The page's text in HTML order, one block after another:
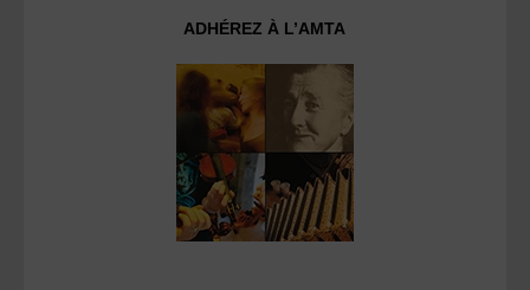
ADHÉREZ À L’AMTA